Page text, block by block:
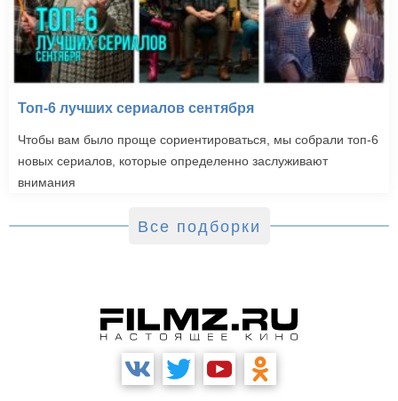
Топ-6 лучших сериалов сентября
Чтобы вам было проще сориентироваться, мы собрали топ-6
новых сериалов, которые определенно заслуживают
внимания
Все подборки